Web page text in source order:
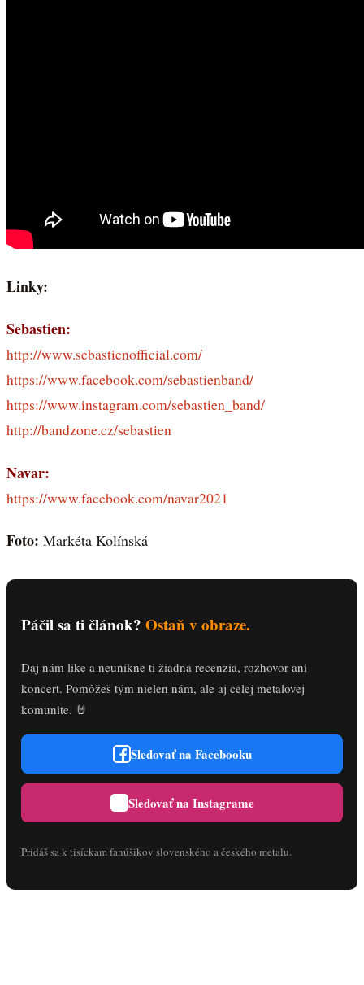
Linky:
Sebastien:
http://www.sebastienofficial.com/
https://www.facebook.com/sebastienband/
https://www.instagram.com/sebastien_band/
http://bandzone.cz/sebastien
Navar:
https://www.facebook.com/navar2021
Foto: Markéta Kolínská
Páčil sa ti článok? Ostaň v obraze.
Daj nám like a neunikne ti žiadna recenzia, rozhovor ani
koncert. Pomôžeš tým nielen nám, ale aj celej metalovej
komunite. 🤘
Sledovať na Facebooku
Sledovať na Instagrame
Pridáš sa k tisíckam fanúšikov slovenského a českého metalu.